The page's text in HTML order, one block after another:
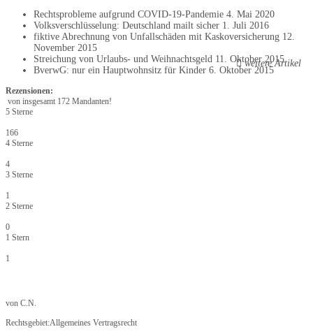
Rechtsprobleme aufgrund COVID-19-Pandemie 4. Mai 2020
Volksverschlüsselung: Deutschland mailt sicher 1. Juli 2016
fiktive Abrechnung von Unfallschäden mit Kaskoversicherung 12.
November 2015
Streichung von Urlaubs- und Weihnachtsgeld 11. Oktober 2015
BverwG: nur ein Hauptwohnsitz für Kinder 6. Oktober 2015
weitere Artikel
Rezensionen:
von insgesamt 172 Mandanten!
5 Sterne
166
4 Sterne
4
3 Sterne
1
2 Sterne
0
1 Stern
1
von C.N.
Rechtsgebiet:Allgemeines Vertragsrecht